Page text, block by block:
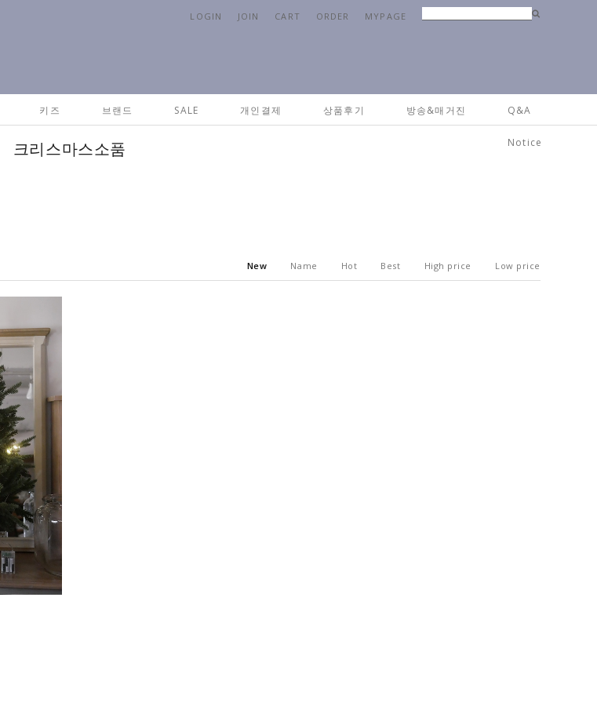
LOGIN JOIN CART ORDER MYPAGE
키즈 브랜드 SALE 개인결제 상품후기 방송&매거진 Q&A
Notice
크리스마스소품
New Name Hot Best High price Low price